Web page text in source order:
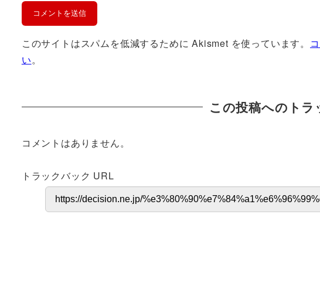
このサイトはスパムを低減するために Akismet を使っています。
い。
この投稿へのトラ
コメントはありません。
トラックバック URL